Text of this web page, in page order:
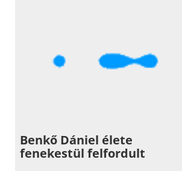
Benkő Dániel élete
fenekestül felfordult